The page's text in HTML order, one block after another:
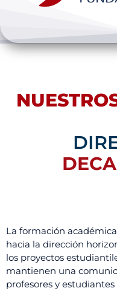
Internacionalización
La formación
hacia la dirección
los proyectos
mantienen una
profesores y